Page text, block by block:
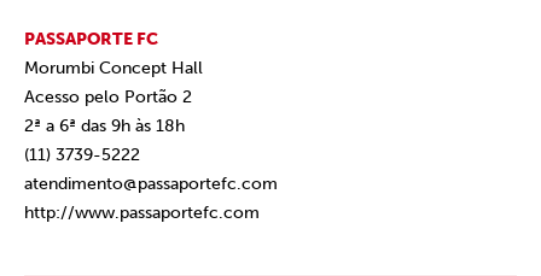
PASSAPORTE FC
Morumbi Concept Hall
Acesso pelo Portão 2
2ª a 6ª das 9h às 18h
(11) 3739-5222
atendimento@passaportefc.com
http://www.passaportefc.com